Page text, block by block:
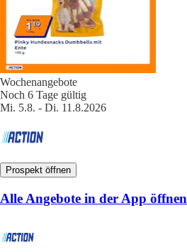
Wochenangebote
Noch 6 Tage gültig
Mi. 5.8. - Di. 11.8.2026
Prospekt öffnen
Alle Angebote in der App öffnen